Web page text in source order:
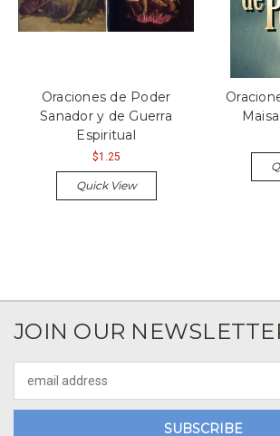
Oraciones de Poder
Sanador y de Guerra
Espiritual
$1.25
Quick View
JOIN OUR
Address